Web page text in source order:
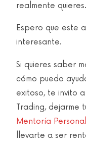
realmente quieres.
Espero que este
interesante.
Si quieres saber
cómo puedo
exitoso, te invito
Trading, dejarme
Mentoría
llevarte a ser